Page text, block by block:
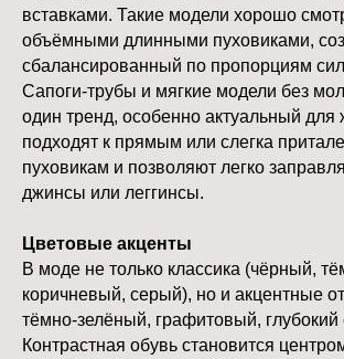
вставками. Такие модели хорошо
объёмными длинными пуховиками,
сбалансированный по пропорциям
Сапоги-трубы и мягкие модели без
один тренд, особенно актуальный
подходят к прямым или слегка
пуховикам и позволяют легко
джинсы или леггинсы.
Цветовые акценты
В моде не только классика (чёрный,
коричневый, серый), но и акцентные
тёмно-зелёный, графитовый, глубокий
Контрастная обувь становится